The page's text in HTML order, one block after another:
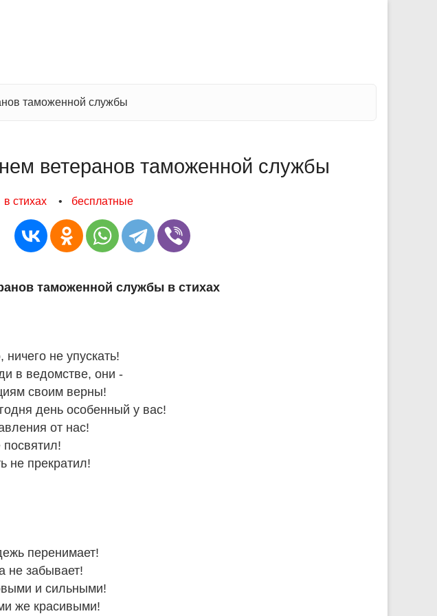
таможенной службы
ветеранов таможенной службы
в стихах • бесплатные
таможенной службы в стихах
не упускать!
в ведомстве, они -
своим верны!
день особенный у вас!
от нас!
не прекратил!
перенимает!
не забывает!
и сильными!
же красивыми!